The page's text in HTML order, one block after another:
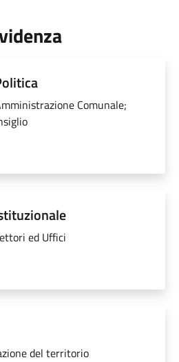
Comunale;
ed Uffici
del territorio